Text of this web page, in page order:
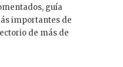
guía
importantes de
de más de